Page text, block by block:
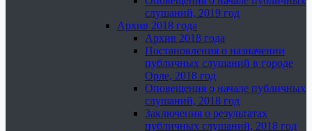
слушаний, 2019 год
Архив 2018 года
Архив 2018 года
Постановления о назначении
публичных слушаний в городе
Орле, 2018 год
Оповещения о начале публичных
слушаний, 2018 год
Заключения о результатах
публичных слушаний, 2018 год